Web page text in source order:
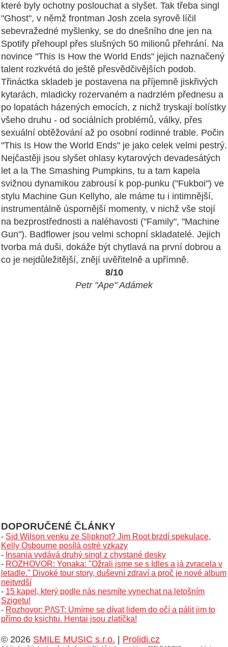
které byly ochotny poslouchat a slyšet. Tak třeba singl
"Ghost", v němž frontman Josh zcela syrově líčil
sebevražedné myšlenky, se do dnešního dne jen na
Spotify přehoupl přes slušných 50 milionů přehrání. Na
novince "This Is How the World Ends" jejich naznačený
talent rozkvétá do ještě přesvědčivějších podob.
Třináctka skladeb je postavena na příjemně jiskřivých
kytarách, mladicky rozervaném a nadrzlém přednesu a
po lopatách házených emocích, z nichž tryskají bolístky
všeho druhu - od sociálních problémů, války, přes
sexuální obtěžování až po osobní rodinné trable. Počin
"This Is How the World Ends" je jako celek velmi pestrý.
Nejčastěji jsou slyšet ohlasy kytarových devadesátých
let a la The Smashing Pumpkins, tu a tam kapela
svižnou dynamikou zabrousí k pop-punku ("Fukboi") ve
stylu Machine Gun Kellyho, ale máme tu i intimnější,
instrumentálně úspornější momenty, v nichž vše stojí
na bezprostřednosti a naléhavosti ("Family", "Machine
Gun"). Badflower jsou velmi schopní skladatelé. Jejich
tvorba má duši, dokáže být chytlavá na první dobrou a
co je nejdůležitější, znějí uvěřitelně a upřímně.
8/10
Petr "Ape" Adámek
DOPORUČENÉ ČLÁNKY
- Sid Wilson venku ze Slipknot? Jim Root brzdí spekulace,
Kelly Osbourne posílá ostré vzkazy
- Insania vydává druhý singl z chystané desky
- ROZHOVOR: Yonaka: "Ožrali jsme se s Idles a já zvracela v
letadle." Divoké tour story, duševní zdraví a proč je nové album
nejtvrdší
- 15 kapel, který podle nás nesmíte vynechat na letošním
Szigetu!
- Rozhovor: P/\ST: Umíme se dívat lidem do očí a pálit jim to
přímo do ksichtu. Hentai jsou zlatíčka!
© 2026 SMILE MUSIC s.r.o. Prolidi.cz